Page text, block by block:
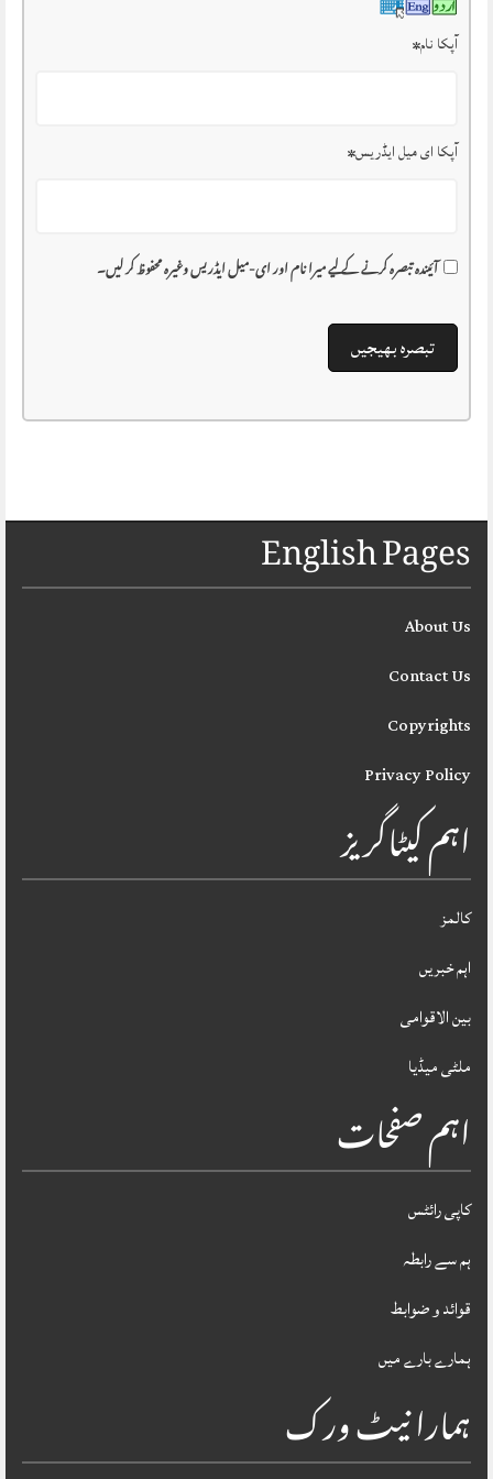
آپکا نام*
آپکا ای میل ایڈریس*
آئیندہ تبصرہ کرنے کے لیے میرا نام اور ای-میل ایڈریس وغیرہ محفوظ کر لیں۔
English Pages
About Us
Contact Us
Copyrights
Privacy Policy
اہم کیٹاگریز
کالمز
اہم خبریں
بین الاقوامی
ملٹی میڈیا
اہم صفحات
کاپی رائٹس
ہم سے رابطہ
قوائد و ضوابط
ہمارے بارے میں
ہمارا نیٹ ورک